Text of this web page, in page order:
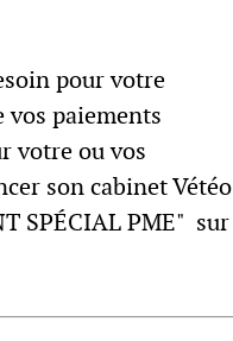
pour votre
vos paiements
votre ou vos
son cabinet Vétéo
SPÉCIAL PME" sur